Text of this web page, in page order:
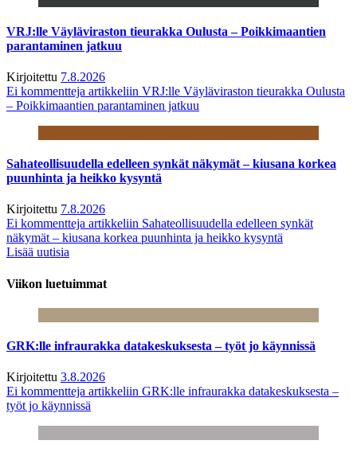
VRJ:lle Väyläviraston tieurakka Oulusta – Poikkimaantien
parantaminen jatkuu
Kirjoitettu 7.8.2026
Ei kommentteja artikkeliin VRJ:lle Väyläviraston tieurakka Oulusta
– Poikkimaantien parantaminen jatkuu
Sahateollisuudella edelleen synkät näkymät – kiusana korkea
puunhinta ja heikko kysyntä
Kirjoitettu 7.8.2026
Ei kommentteja artikkeliin Sahateollisuudella edelleen synkät
näkymät – kiusana korkea puunhinta ja heikko kysyntä
Lisää uutisia
Viikon luetuimmat
GRK:lle infraurakka datakeskuksesta – työt jo käynnissä
Kirjoitettu 3.8.2026
Ei kommentteja artikkeliin GRK:lle infraurakka datakeskuksesta –
työt jo käynnissä